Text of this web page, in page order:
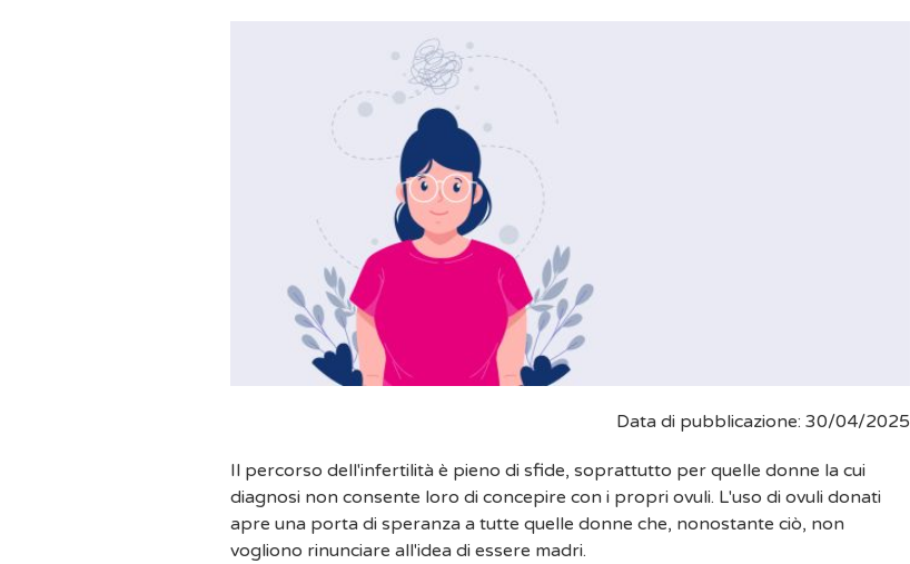
Data di pubblicazione: 30/04/2025
Il percorso dell'infertilità è pieno di sfide, soprattutto per quelle donne la cui
diagnosi non consente loro di concepire con i propri ovuli. L'uso di ovuli donati
apre una porta di speranza a tutte quelle donne che, nonostante ciò, non
vogliono rinunciare all'idea di essere madri.